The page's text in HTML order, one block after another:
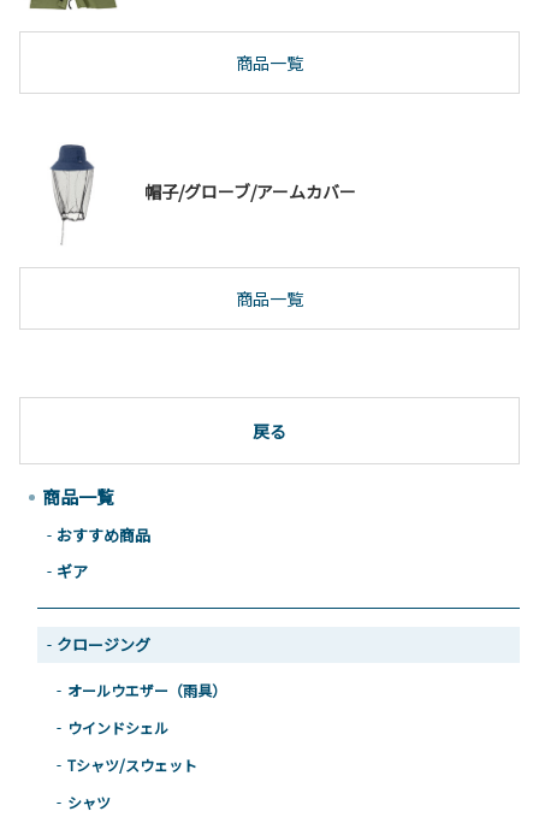
商品一覧
帽子/グローブ/アームカバー
商品一覧
戻る
商品一覧
おすすめ商品
ギア
クロージング
オールウエザー（雨具）
ウインドシェル
Tシャツ/スウェット
シャツ